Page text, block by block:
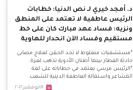
د. أمجد خيري لـ نص الدنيا: خطابات
الرئيس عاطفية لا تعتمد على المنطق
ونزيه: فساد عهد مبارك كان على خط
مستقيم وفساد الآن انحدار للهاوية
*مستشفيات منفلوط لا تجد الحقن لعلاج مصابي
حادثة القطار بينما أطنان الأدوية تذهب لغزة.
*الرئيس مرسي يعتمد في خطاباته على لغة
المشاعر واستمالة العاطفة الدينية للشعب.
*خطاباته تتسم بالحنجورية أكتر منها خطابات
١٨نوفمبر٢٠١٢